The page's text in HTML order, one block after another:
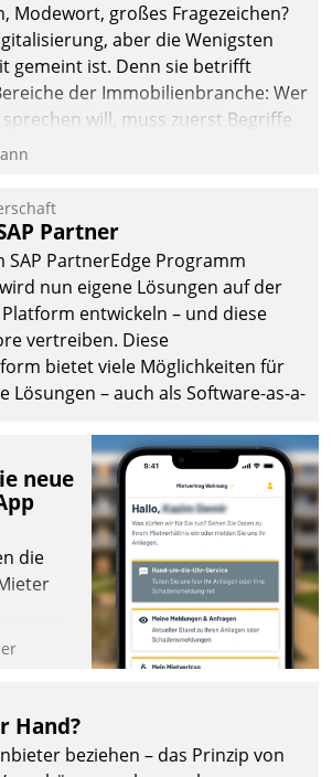
Modewort, großes Fragezeichen?
aber die Wenigsten
gemeint ist. Denn sie betrifft
der Immobilienbranche: Wer
will, muss zuerst Begriffe
ist die betriebliche Optimierung:
optimierte und automatisierte
darf nicht zu viel erwarten: Allein
einer neuen Software ist es nicht
erfordert von Unternehmen
zu überprüfen, zu hinterfragen
Partner
PartnerEdge Programm
nun eigene Lösungen auf der
Platform entwickeln – und diese
vertreiben. Diese
bietet viele Möglichkeiten für
Lösungen – auch als Software-as-a-
neue
die
dem
Hand?
beziehen – das Prinzip von